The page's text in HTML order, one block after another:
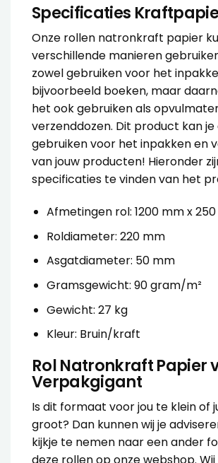
Specificaties
Onze rollen natronkraft papier
verschillende manieren
zowel gebruiken voor het
bijvoorbeeld boeken, maar
het ook gebruiken als
verzenddozen. Dit product kan je
gebruiken voor het inpakken en
van jouw producten! Hieronder
specificaties te vinden van het
Afmetingen rol: 1200 mm x
Roldiameter: 220 mm
Asgatdiameter: 50 mm
Gramsgewicht: 90 gram/m²
Gewicht: 27 kg
Kleur: Bruin/kraft
Rol Natronkraft Papier
Verpakgigant
Is dit formaat voor jou te klein of
groot? Dan kunnen wij je
kijkje te nemen naar een ander